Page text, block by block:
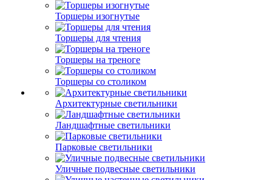
Торшеры изогнутые
Торшеры для чтения
Торшеры на треноге
Торшеры со столиком
Архитектурные светильники
Ландшафтные светильники
Парковые светильники
Уличные подвесные светильники